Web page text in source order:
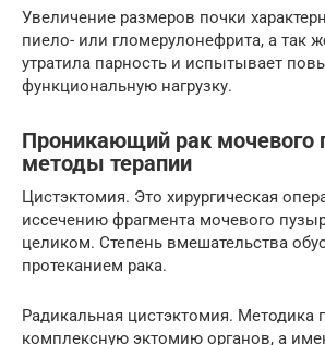
Увеличение размеров почки
пиело- или гломерулонефрита, а так
утратила парность и испытывает
функциональную нагрузку.
Проникающий рак мочевого
методы терапии
Цистэктомия. Это хирургическая
иссечению фрагмента мочевого
целиком. Степень вмешательства
протеканием рака.
Радикальная цистэктомия. Методика
комплексную эктомию органов, а